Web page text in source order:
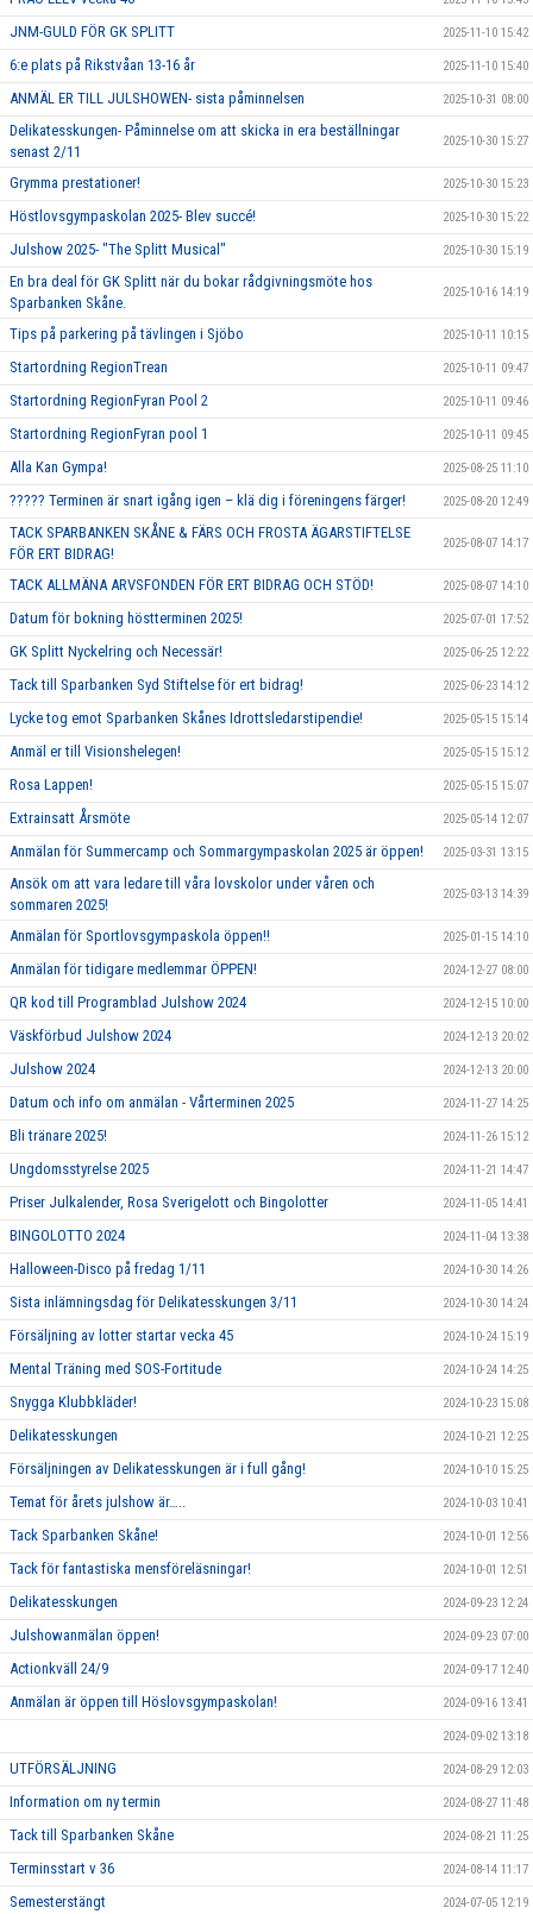
JNM-GULD FÖR GK SPLITT 2025-11-10 15:42
6:e plats på Rikstvåan 13-16 år 2025-11-10 15:40
ANMÄL ER TILL JULSHOWEN- sista påminnelsen 2025-10-31 08:00
Delikatesskungen- Påminnelse om att skicka in era beställningar
senast 2/11
2025-10-30 15:27
Grymma prestationer! 2025-10-30 15:23
Höstlovsgympaskolan 2025- Blev succé! 2025-10-30 15:22
Julshow 2025- "The Splitt Musical" 2025-10-30 15:19
En bra deal för GK Splitt när du bokar rådgivningsmöte hos
Sparbanken Skåne.
2025-10-16 14:19
Tips på parkering på tävlingen i Sjöbo 2025-10-11 10:15
Startordning RegionTrean 2025-10-11 09:47
Startordning RegionFyran Pool 2 2025-10-11 09:46
Startordning RegionFyran pool 1 2025-10-11 09:45
Alla Kan Gympa! 2025-08-25 11:10
????? Terminen är snart igång igen – klä dig i föreningens färger! 2025-08-20 12:49
TACK SPARBANKEN SKÅNE & FÄRS OCH FROSTA ÄGARSTIFTELSE
FÖR ERT BIDRAG!
2025-08-07 14:17
TACK ALLMÄNA ARVSFONDEN FÖR ERT BIDRAG OCH STÖD! 2025-08-07 14:10
Datum för bokning höstterminen 2025! 2025-07-01 17:52
GK Splitt Nyckelring och Necessär! 2025-06-25 12:22
Tack till Sparbanken Syd Stiftelse för ert bidrag! 2025-06-23 14:12
Lycke tog emot Sparbanken Skånes Idrottsledarstipendie! 2025-05-15 15:14
Anmäl er till Visionshelegen! 2025-05-15 15:12
Rosa Lappen! 2025-05-15 15:07
Extrainsatt Årsmöte 2025-05-14 12:07
Anmälan för Summercamp och Sommargympaskolan 2025 är öppen! 2025-03-31 13:15
Ansök om att vara ledare till våra lovskolor under våren och
sommaren 2025!
2025-03-13 14:39
Anmälan för Sportlovsgympaskola öppen!! 2025-01-15 14:10
Anmälan för tidigare medlemmar ÖPPEN! 2024-12-27 08:00
QR kod till Programblad Julshow 2024 2024-12-15 10:00
Väskförbud Julshow 2024 2024-12-13 20:02
Julshow 2024 2024-12-13 20:00
Datum och info om anmälan - Vårterminen 2025 2024-11-27 14:25
Bli tränare 2025! 2024-11-26 15:12
Ungdomsstyrelse 2025 2024-11-21 14:47
Priser Julkalender, Rosa Sverigelott och Bingolotter 2024-11-05 14:41
BINGOLOTTO 2024 2024-11-04 13:38
Halloween-Disco på fredag 1/11 2024-10-30 14:26
Sista inlämningsdag för Delikatesskungen 3/11 2024-10-30 14:24
Försäljning av lotter startar vecka 45 2024-10-24 15:19
Mental Träning med SOS-Fortitude 2024-10-24 14:25
Snygga Klubbkläder! 2024-10-23 15:08
Delikatesskungen 2024-10-21 12:25
Försäljningen av Delikatesskungen är i full gång! 2024-10-10 15:25
Temat för årets julshow är….. 2024-10-03 10:41
Tack Sparbanken Skåne! 2024-10-01 12:56
Tack för fantastiska mensföreläsningar! 2024-10-01 12:51
Delikatesskungen 2024-09-23 12:24
Julshowanmälan öppen! 2024-09-23 07:00
Actionkväll 24/9 2024-09-17 12:40
Anmälan är öppen till Höslovsgympaskolan! 2024-09-16 13:41
2024-09-02 13:18
UTFÖRSÄLJNING 2024-08-29 12:03
Information om ny termin 2024-08-27 11:48
Tack till Sparbanken Skåne 2024-08-21 11:25
Terminsstart v 36 2024-08-14 11:17
Semesterstängt 2024-07-05 12:19